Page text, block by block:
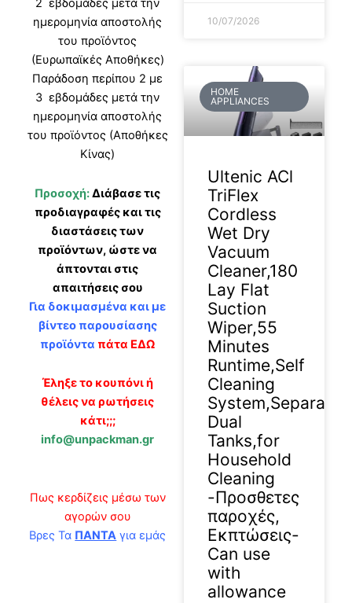
2 εβδομάδες μετά την
ημερομηνία αποστολής
του προϊόντος
(Ευρωπαϊκές Αποθήκες)
Παράδοση περίπου 2 με
3 εβδομάδες μετά την
ημερομηνία αποστολής
του προϊόντος (Αποθήκες
Κίνας)
Προσοχή:Διάβασε τις
προδιαγραφές και τις
διαστάσεις των
προϊόντων, ώστε να
άπτονται στις
απαιτήσεις σου
Για δοκιμασμένα και με
βίντεο παρουσίασης
προϊόντα πάτα ΕΔΩ
Έληξε το κουπόνι ή
θέλεις να ρωτήσεις
κάτι;;;
info@unpackman.gr
Πως κερδίζεις μέσω των
αγορών σου
Βρες Τα ΠΑΝΤΑ για εμάς
10/07/2026
HOME
APPLIANCES
Ultenic ACl
TriFlex
Cordless
Wet Dry
Vacuum
Cleaner,180
Lay Flat
Suction
Wiper,55
Minutes
Runtime,Self
Cleaning
System,Separated
Dual
Tanks,for
Household
Cleaning
-Προσθετες
παροχές,
Εκπτώσεις-
Can use
with
allowance